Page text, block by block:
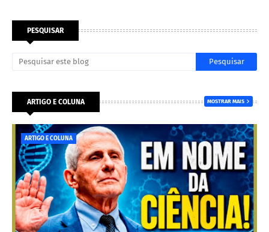
PESQUISAR
ARTIGO E COLUNA MOSTRAR MAIS
ARTIGO E COLUNA